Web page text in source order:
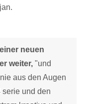
neuen
weiter, "und
aus den Augen
serie und den